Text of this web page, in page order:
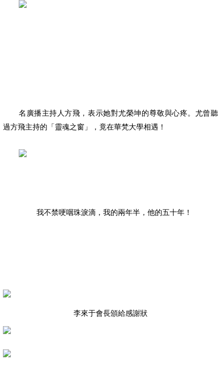
名廣播主持人方飛，表示她對尤榮坤的尊敬與心疼。尤曾聽
過方飛主持的「靈魂之窗」，竟在華梵大學相遇！
我不禁哽咽珠淚滴，我的兩年半，他的五十年！
李來于會長頒給感謝狀